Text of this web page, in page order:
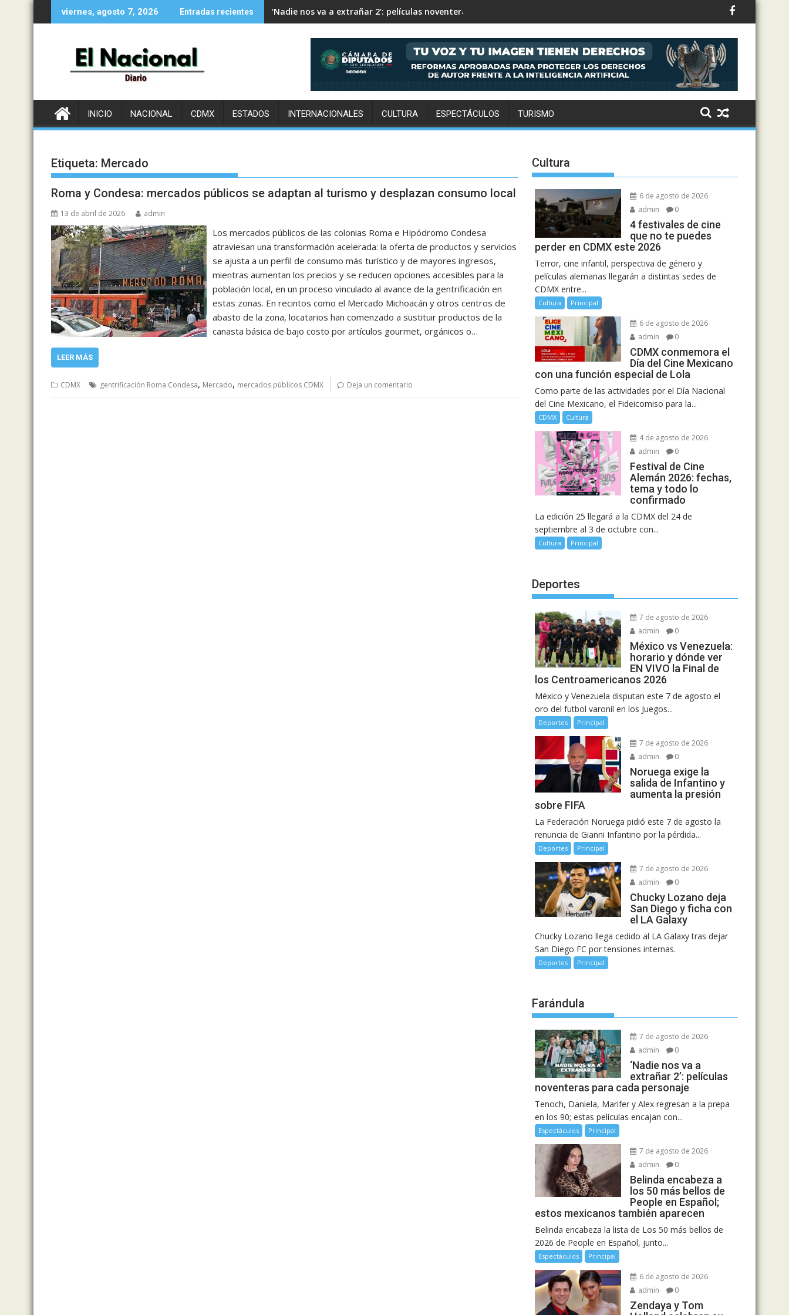
al
viernes, agosto 7, 2026 Entradas recientes ¿Por qué nunca existieron dinosaurios del tamaño de un ratón? Un estudio ofrece una nueva explicación
‘Nadie nos va a extrañar 2’: películas noventeras para cada personaje
INICIO NACIONAL CDMX ESTADOS INTERNACIONALES CULTURA ESPECTÁCULOS TURISMO
Etiqueta: Mercado
Roma y Condesa: mercados públicos se adaptan al turismo y desplazan consumo local
13 de abril de 2026 admin
Los mercados públicos de las colonias Roma e Hipódromo Condesa
atraviesan una transformación acelerada: la oferta de productos y servicios
se ajusta a un perfil de consumo más turístico y de mayores ingresos,
mientras aumentan los precios y se reducen opciones accesibles para la
población local, en un proceso vinculado al avance de la gentrificación en
estas zonas. En recintos como el Mercado Michoacán y otros centros de
abasto de la zona, locatarios han comenzado a sustituir productos de la
canasta básica de bajo costo por artículos gourmet, orgánicos o…
LEER MÁS
CDMX gentrificación Roma Condesa, Mercado, mercados públicos CDMX Deja un comentario
Cultura
6 de agosto de 2026
admin
0
4 festivales de cine
que no te puedes
perder en CDMX este 2026
Terror, cine infantil, perspectiva de género y
películas alemanas llegarán a distintas sedes de
CDMX entre...
Cultura Principal
6 de agosto de 2026
admin
0
CDMX conmemora el
Día del Cine Mexicano
con una función especial de Lola
Como parte de las actividades por el Día Nacional
del Cine Mexicano, el Fideicomiso para la...
CDMX Cultura
4 de agosto de 2026
admin
0
Festival de Cine
Alemán 2026: fechas,
tema y todo lo
confirmado
La edición 25 llegará a la CDMX del 24 de
septiembre al 3 de octubre con...
Cultura Principal
Deportes
7 de agosto de 2026
admin
0
México vs Venezuela:
horario y dónde ver
EN VIVO la Final de
los Centroamericanos 2026
México y Venezuela disputan este 7 de agosto el
oro del futbol varonil en los Juegos...
Deportes Principal
7 de agosto de 2026
admin
0
Noruega exige la
salida de Infantino y
aumenta la presión
sobre FIFA
La Federación Noruega pidió este 7 de agosto la
renuncia de Gianni Infantino por la pérdida...
Deportes Principal
7 de agosto de 2026
admin
0
Chucky Lozano deja
San Diego y ficha con
el LA Galaxy
Chucky Lozano llega cedido al LA Galaxy tras dejar
San Diego FC por tensiones internas.
Deportes Principal
Farándula
7 de agosto de 2026
admin
0
‘Nadie nos va a
extrañar 2’: películas
noventeras para cada personaje
Tenoch, Daniela, Marifer y Alex regresan a la prepa
en los 90; estas películas encajan con...
Espectáculos Principal
7 de agosto de 2026
admin
0
Belinda encabeza a
los 50 más bellos de
People en Español;
estos mexicanos también aparecen
Belinda encabeza la lista de Los 50 más bellos de
2026 de People en Español, junto...
Espectáculos Principal
6 de agosto de 2026
admin
0
Zendaya y Tom